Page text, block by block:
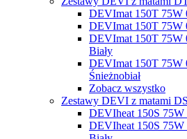
DEVImat 150T 75W
DEVImat 150T 75W
DEVImat 150T 75W
Biały
DEVImat 150T 75W
Śnieżnobiał
Zobacz wszystko
Zestawy DEVI z matami
DEVIheat 150S
DEVIheat 150S 75W